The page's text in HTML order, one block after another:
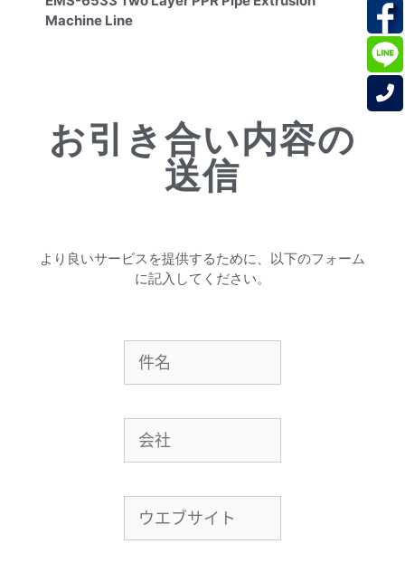
Machine Line
お引き合い内容の
送信
より良いサービスを提供するために、以下のフォーム
に記入してください。